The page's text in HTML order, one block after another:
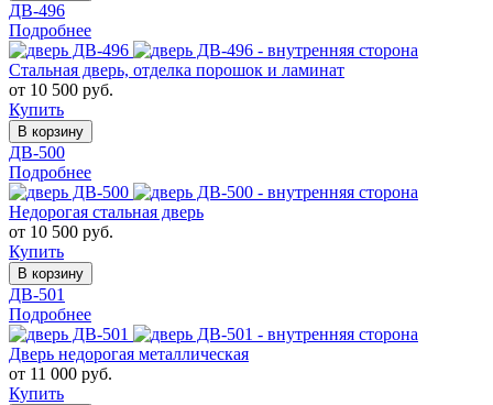
ДВ-496
Подробнее
Стальная дверь, отделка порошок и ламинат
от 10 500 руб.
Купить
В корзину
ДВ-500
Подробнее
Недорогая стальная дверь
от 10 500 руб.
Купить
В корзину
ДВ-501
Подробнее
Дверь недорогая металлическая
от 11 000 руб.
Купить